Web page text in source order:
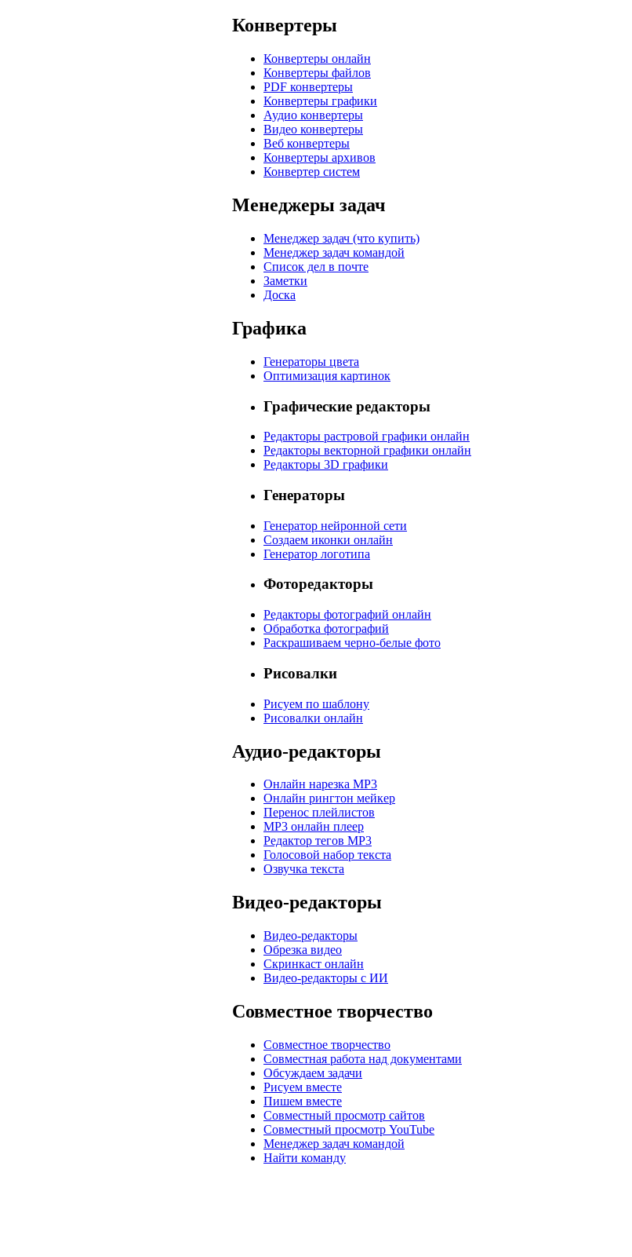
Конвертеры
Конвертеры онлайн
Конвертеры файлов
PDF конвертеры
Конвертеры графики
Аудио конвертеры
Видео конвертеры
Веб конвертеры
Конвертеры архивов
Конвертер систем
Менеджеры задач
Менеджер задач (что купить)
Менеджер задач командой
Список дел в почте
Заметки
Доска
Графика
Генераторы цвета
Оптимизация картинок
Графические редакторы
Редакторы растровой графики онлайн
Редакторы векторной графики онлайн
Редакторы 3D графики
Генераторы
Генератор нейронной сети
Создаем иконки онлайн
Генератор логотипа
Фоторедакторы
Редакторы фотографий онлайн
Обработка фотографий
Раскрашиваем черно-белые фото
Рисовалки
Рисуем по шаблону
Рисовалки онлайн
Аудио-редакторы
Онлайн нарезка MP3
Онлайн рингтон мейкер
Перенос плейлистов
MP3 онлайн плеер
Редактор тегов MP3
Голосовой набор текста
Озвучка текста
Видео-редакторы
Видео-редакторы
Обрезка видео
Скринкаст онлайн
Видео-редакторы с ИИ
Совместное творчество
Совместное творчество
Совместная работа над документами
Обсуждаем задачи
Рисуем вместе
Пишем вместе
Совместный просмотр сайтов
Совместный просмотр YouTube
Менеджер задач командой
Найти команду